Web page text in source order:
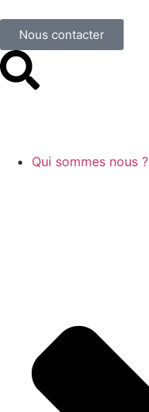
Nous contacter
Qui sommes nous ?